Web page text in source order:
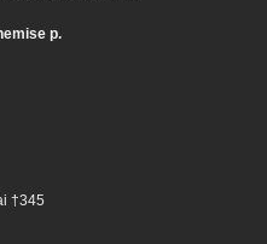
p.
†345